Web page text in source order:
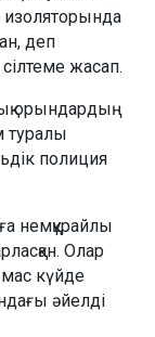
изоляторында
деп
жасап.
орындардың
туралы
полиция
немқұрайлы
Олар
мас күйде
әйелді